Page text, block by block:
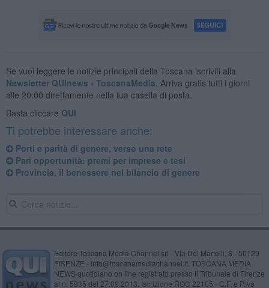
Se vuoi leggere le notizie principali della Toscana iscriviti alla
Newsletter QUInews - ToscanaMedia. Arriva gratis tutti i giorni
alle 20:00 direttamente nella tua casella di posta.
Basta cliccare QUI
Ti potrebbe interessare anche:
Porti e parità di genere, verso una rete
Pari opportunità: premi per imprese e tesi
Provincia, il benessere nel bilancio di genere
Editore Toscana Media Channel srl - Via Dei Martelli, 8 - 50129
FIRENZE - info@toscanamediachannel.it. TOSCANA MEDIA
NEWS quotidiano on line registrato presso il Tribunale di Firenze
al n. 5935 del 27.09.2013. Iscrizione ROC 22105 - C.F. e P.Iva